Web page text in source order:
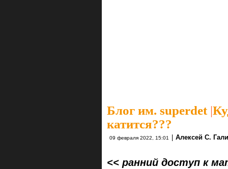
Блог им. superdet|
катится???
09 февраля 2022, 15:01 Алексей С.
<< ранний доступ к